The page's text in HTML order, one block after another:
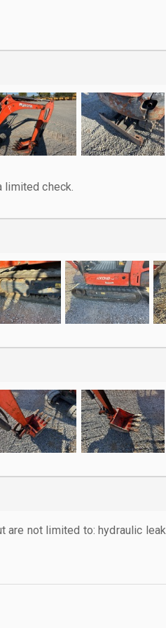
limited check.
are not limited to: hydraulic leak